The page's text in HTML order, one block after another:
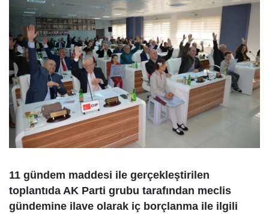
11 gündem maddesi ile gerçekleştirilen
toplantıda AK Parti grubu tarafından meclis
gündemine ilave olarak iç borçlanma ile ilgili